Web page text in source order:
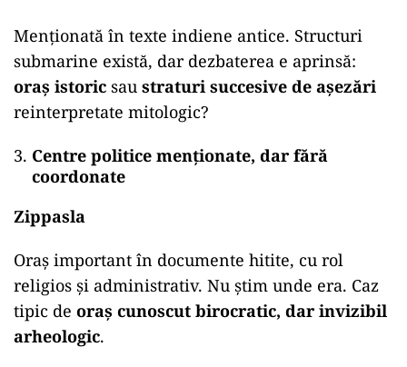
Menționată în texte indiene antice. Structuri
submarine există, dar dezbaterea e aprinsă:
oraș istoric sau straturi succesive de așezări
reinterpretate mitologic?
Centre politice menționate, dar fără
coordonate
Zippasla
Oraș important în documente hitite, cu rol
religios și administrativ. Nu știm unde era. Caz
tipic de oraș cunoscut birocratic, dar invizibil
arheologic.